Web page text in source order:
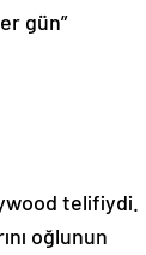
gün”
telifiydi.
oğlunun